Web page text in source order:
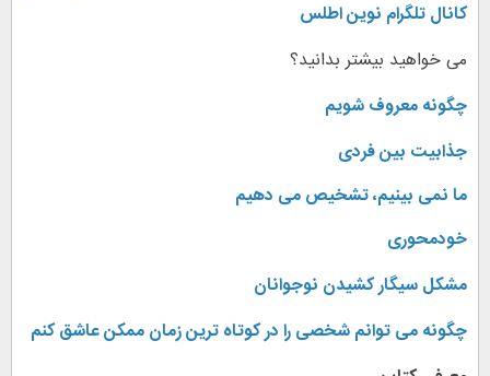
کانال تلگرام نوین اطلس
می خواهید بیشتر بدانید؟
چگونه معروف شویم
جذابیت بین فردی
ما نمی بینیم، تشخیص می دهیم
خودمحوری
مشکل سیگار کشیدن نوجوانان
چگونه می توانم شخصی را در کوتاه ترین زمان ممکن عاشق کنم